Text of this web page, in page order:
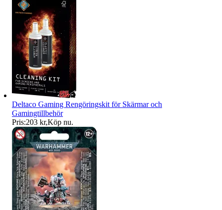
Deltaco Gaming Rengöringskit för Skärmar och
Gamingtillbehör
Pris:203 kr,Köp nu.